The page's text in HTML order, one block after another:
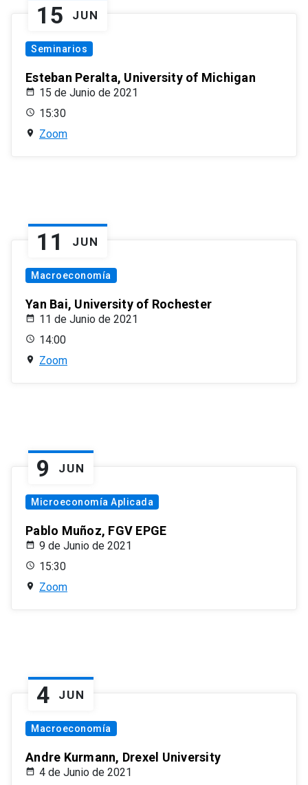
15 JUN
Seminarios
Esteban Peralta, University of Michigan
15 de Junio de 2021
15:30
Zoom
11 JUN
Macroeconomía
Yan Bai, University of Rochester
11 de Junio de 2021
14:00
Zoom
9 JUN
Microeconomía Aplicada
Pablo Muñoz, FGV EPGE
9 de Junio de 2021
15:30
Zoom
4 JUN
Macroeconomía
Andre Kurmann, Drexel University
4 de Junio de 2021